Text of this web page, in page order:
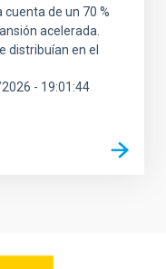
de un 70 %
acelerada.
distribuían en el
- 19:01:44